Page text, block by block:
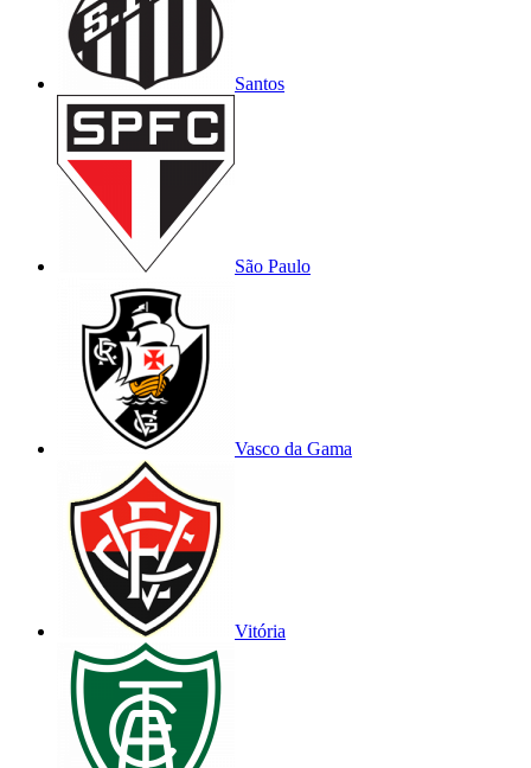
Santos
São Paulo
Vasco da Gama
Vitória